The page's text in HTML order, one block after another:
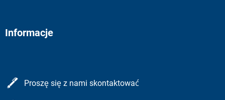
Informacje
Proszę się z nami skontaktować